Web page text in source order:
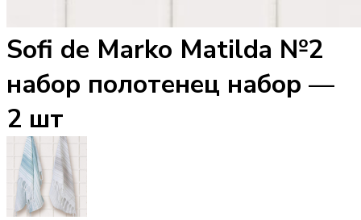
Sofi de Marko Matilda №2
набор полотенец набор —
2 шт